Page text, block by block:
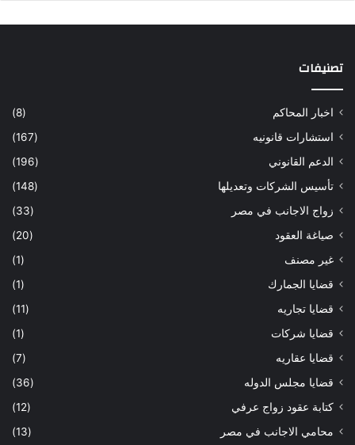
تصنيفات
اخبار المحاكم
(8)
استشارات قانونيه
(167)
الدعم القانوني
(196)
تأسيس الشركات وتعديلها
(148)
زواج الاجانب في مصر
(33)
صياغة العقود
(20)
غير مصنف
(1)
قضايا الجمارك
(1)
قضايا تجاريه
(11)
قضايا شركات
(1)
قضايا عقاريه
(7)
قضايا مجلس الدوله
(36)
كتابة عقود زواج عرفي
(12)
محامي الاجانب في مصر
(13)